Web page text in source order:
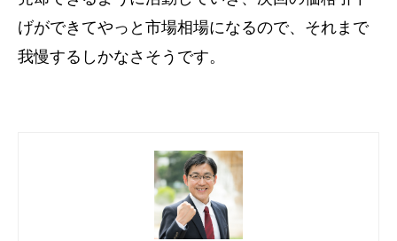
げができてやっと市場相場になるので、それまで
我慢するしかなさそうです。